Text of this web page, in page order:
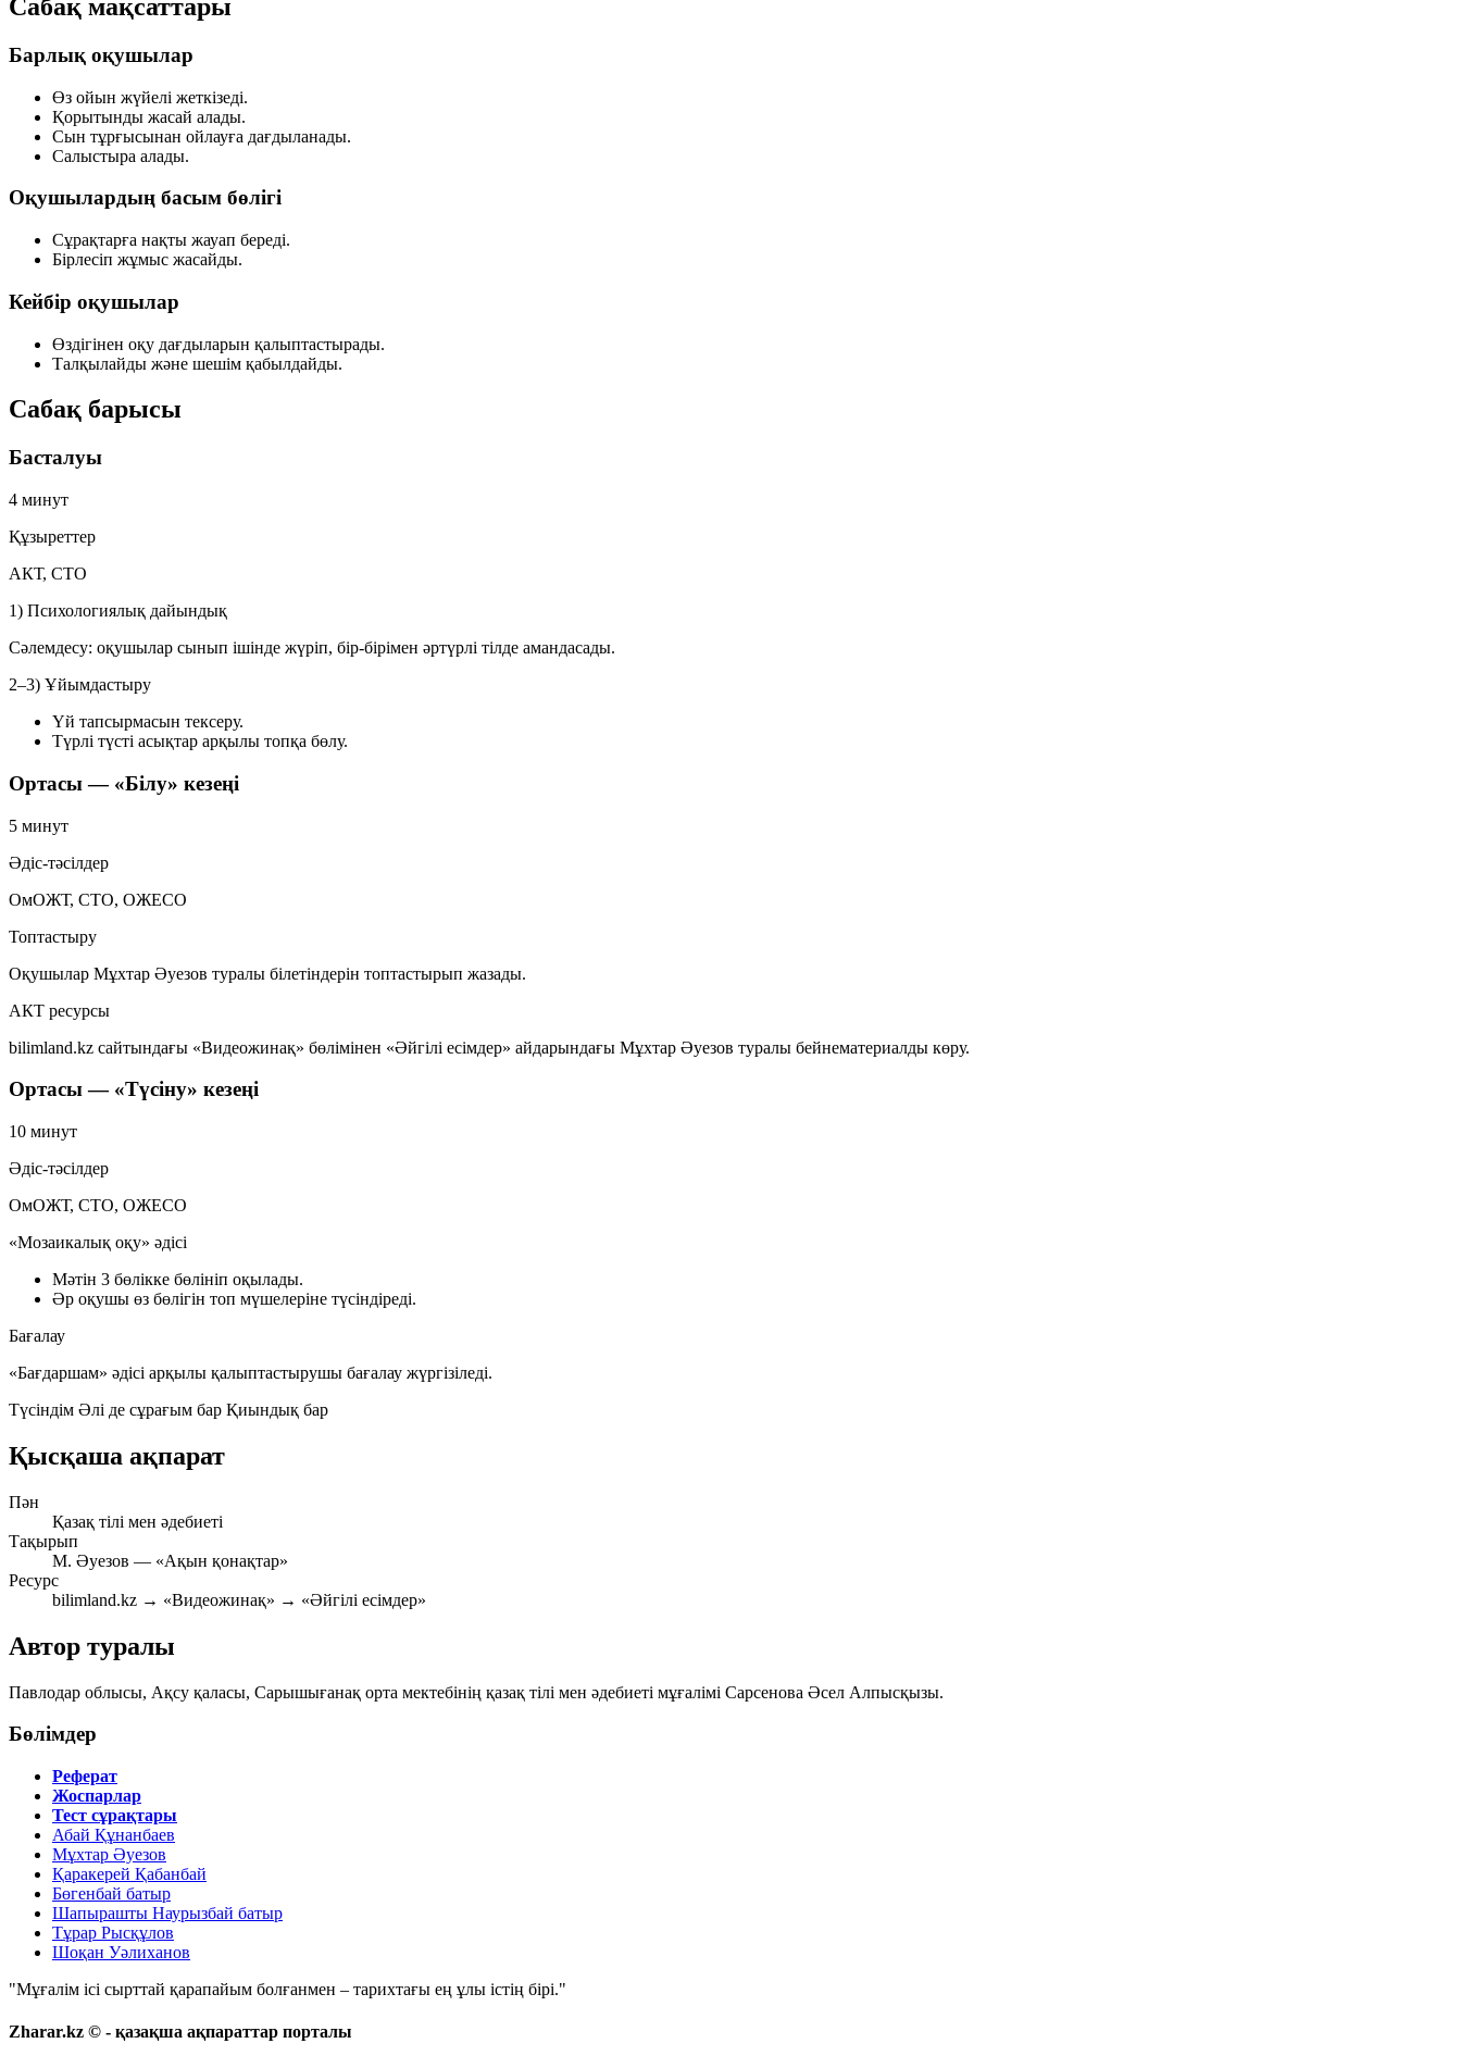
Сабақ мақсаттары
Барлық оқушылар
Өз ойын жүйелі жеткізеді.
Қорытынды жасай алады.
Сын тұрғысынан ойлауға дағдыланады.
Салыстыра алады.
Оқушылардың басым бөлігі
Сұрақтарға нақты жауап береді.
Бірлесіп жұмыс жасайды.
Кейбір оқушылар
Өздігінен оқу дағдыларын қалыптастырады.
Талқылайды және шешім қабылдайды.
Сабақ барысы
Басталуы
4 минут
Құзыреттер
АКТ, СТО
1) Психологиялық дайындық
Сәлемдесу: оқушылар сынып ішінде жүріп, бір-бірімен әртүрлі тілде амандасады.
2–3) Ұйымдастыру
Үй тапсырмасын тексеру.
Түрлі түсті асықтар арқылы топқа бөлу.
Ортасы — «Білу» кезеңі
5 минут
Әдіс-тәсілдер
ОмОЖТ, СТО, ОЖЕСО
Топтастыру
Оқушылар Мұхтар Әуезов туралы білетіндерін топтастырып жазады.
АКТ ресурсы
bilimland.kz сайтындағы «Видеожинақ» бөлімінен «Әйгілі есімдер» айдарындағы Мұхтар Әуезов туралы бейнематериалды көру.
Ортасы — «Түсіну» кезеңі
10 минут
Әдіс-тәсілдер
ОмОЖТ, СТО, ОЖЕСО
«Мозаикалық оқу» әдісі
Мәтін 3 бөлікке бөлініп оқылады.
Әр оқушы өз бөлігін топ мүшелеріне түсіндіреді.
Бағалау
«Бағдаршам» әдісі арқылы қалыптастырушы бағалау жүргізіледі.
Түсіндім Әлі де сұрағым бар Қиындық бар
Қысқаша ақпарат
Пән
Қазақ тілі мен әдебиеті
Тақырып
М. Әуезов — «Ақын қонақтар»
Ресурс
bilimland.kz → «Видеожинақ» → «Әйгілі есімдер»
Автор туралы
Павлодар облысы, Ақсу қаласы, Сарышығанақ орта мектебінің қазақ тілі мен әдебиеті мұғалімі Сарсенова Әсел Алпысқызы.
Бөлімдер
Реферат
Жоспарлар
Тест сұрақтары
Абай Құнанбаев
Мұхтар Әуезов
Қаракерей Қабанбай
Бөгенбай батыр
Шапырашты Наурызбай батыр
Тұрар Рысқұлов
Шоқан Уәлиханов
"Мұғалім ісі сырттай қарапайым болғанмен – тарихтағы ең ұлы істің бірі."
Zharar.kz © - қазақша ақпараттар порталы